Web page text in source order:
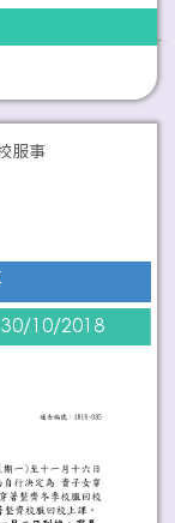
服事
30/10/2018